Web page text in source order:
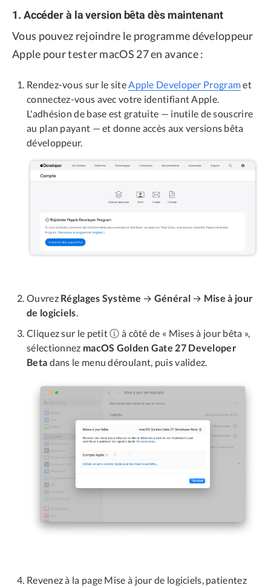
1. Accéder à la version bêta dès maintenant
Vous pouvez rejoindre le programme développeur
Apple pour tester macOS 27 en avance :
Rendez-vous sur le site Apple Developer Programet
connectez-vous avec votre identifiant Apple.
L'adhésion de base est gratuite — inutile de souscrire
au plan payant — et donne accès aux versions bêta
développeur.
Ouvrez Réglages Système → Général→ Mise à jour
de logiciels
Cliquez sur le petit ⓘ à côté de « Mises à jour bêta »,
sélectionnez macOS Golden Gate 27 Developer
Beta dans le menu déroulant, puis validez.
Revenez à la page Mise à jour de logiciels, patientez